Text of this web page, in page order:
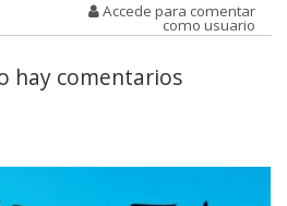
Accede para comentar
como usuario
hay comentarios